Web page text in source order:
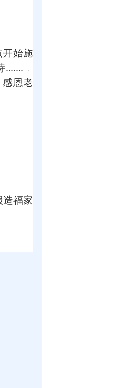
开始施
，
感恩老
造福家